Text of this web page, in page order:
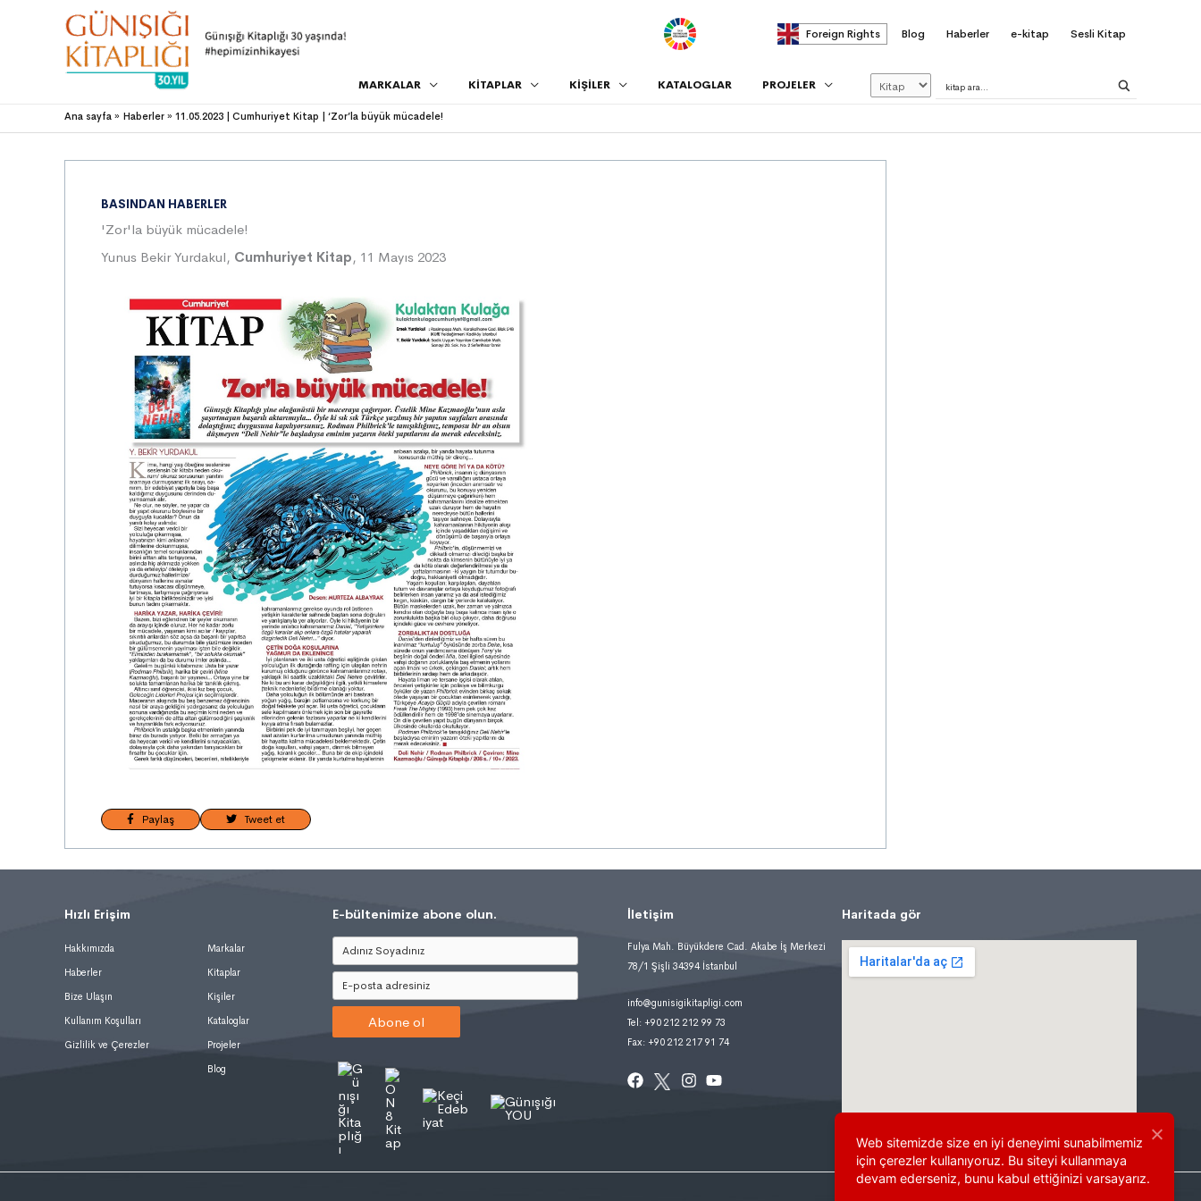
. Foreign Rights Blog Haberler e-kitap Sesli Kitap
MARKALAR KİTAPLAR KİŞİLER KATALOGLAR PROJELER
Ana sayfa Haberler 11.05.2023 | Cumhuriyet Kitap | ‘Zor’la büyük mücadele!
BASINDAN HABERLER
'Zor'la büyük mücadele!
Yunus Bekir Yurdakul, Cumhuriyet Kitap, 11 Mayıs 2023
Paylaş Tweet et
Hızlı Erişim
Hakkımızda
Haberler
Bize Ulaşın
Kullanım Koşulları
Gizlilik ve Çerezler
Markalar
Kitaplar
Kişiler
Kataloglar
Projeler
Blog
E-bültenimize abone olun.
Abone ol
İletişim
Fulya Mah. Büyükdere Cad. Akabe İş Merkezi
78/1 Şişli 34394 İstanbul
info@gunisigikitapligi.com
Tel: +90 212 212 99 73
Fax: +90 212 217 91 74
Haritada gör
Web sitemizde size en iyi deneyimi sunabilmemiz
için çerezler kullanıyoruz. Bu siteyi kullanmaya
devam ederseniz, bunu kabul ettiğinizi varsayarız.